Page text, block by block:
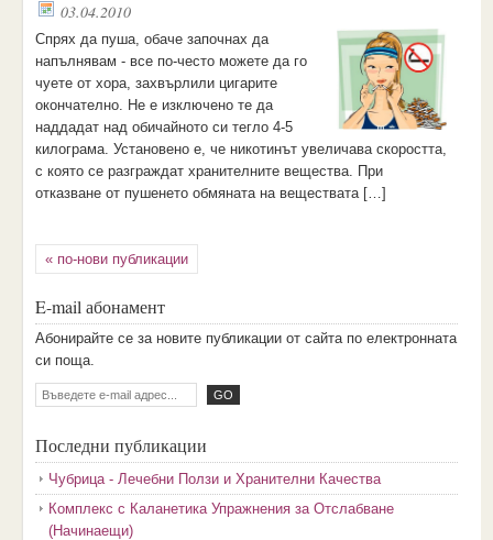
03.04.2010
Спрях да пуша, обаче започнах да
напълнявам - все по-често можете да го
чуете от хора, захвърлили цигарите
окончателно. Не е изключено те да
наддадат над обичайното си тегло 4-5
килограма. Установено е, че никотинът увеличава скоростта,
с която се разграждат хранителните вещества. При
отказване от пушенето обмяната на веществата […]
« по-нови публикации
E-mail абонамент
Aбoниpaйтe ce зa нoвитe пyбликaции oт caйтa пo eлeктpoннaтa
cи пoщa.
Последни публикации
Чубрица - Лечебни Ползи и Хранителни Качества
Комплекс с Каланетика Упражнения за Отслабване
(Начинаещи)